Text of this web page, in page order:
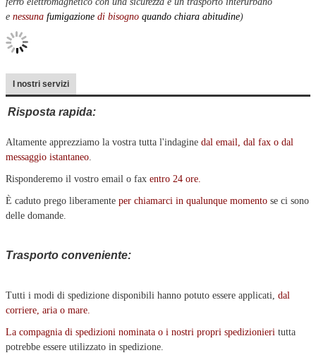
e nessuna fumigazione di bisogno quando chiara abitudine)
I nostri servizi
Risposta rapida:
Altamente apprezziamo la vostra tutta l'indagine dal email, dal fax o dal
messaggio istantaneo.
Risponderemo il vostro email o fax entro 24 ore.
È caduto prego liberamente per chiamarci in qualunque momento se ci sono
delle domande.
Trasporto conveniente:
Tutti i modi di spedizione disponibili hanno potuto essere applicati, dal
corriere, aria o mare.
La compagnia di spedizioni nominata o i nostri propri spedizionieri tutta
potrebbe essere utilizzato in spedizione.